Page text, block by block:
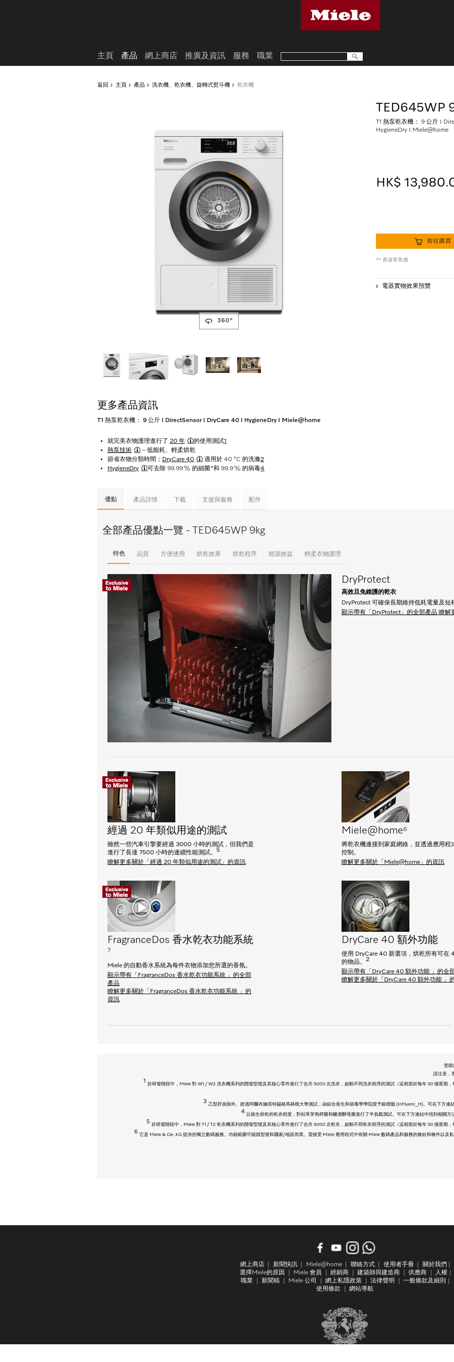
返回 主頁 產品 洗衣機、乾衣機、旋轉式熨斗機 乾衣機
360°
TED645WP
T1 熱泵乾衣機： 9 公斤 I
HygieneDry I Miele@home
HK$
前往購買
** 香港零售價
電器實物效果預覽
更多產品資訊
T1 熱泵乾衣機： 9 公斤 I DirectSensor I DryCare 40 I HygieneDry I Miele@home
就完美衣物護理進行了 20 年 的使用測試1
熱泵技術
– 低能耗、輕柔烘乾
節省衣物分類時間； DryCare 40 適用於 40 °C 的洗滌2
HygieneDry
可去除 99.99 % 的細菌*和 99.9 % 的病毒4
優點 產品詳情 下載 支援與服務 配件
全部產品優點一覽 - TED645WP 9kg
特色 品質 方便使用 烘乾效果 烘乾程序 能源效益 輕柔衣物護理
DryProtect
高效且免維護的乾衣
DryProtect 可確保長期維持低耗電量及短
顯示帶有「DryProtect」的全部產品 瞭解
經過 20 年類似用途的測試
雖然一些汽車引擎要經過 3000 小時的測試，但我們是
進行了長達 7500 小時的連續性能測試。 5
瞭解更多關於「經過 20 年類似用途的測試」的資訊
Miele@home6
將乾衣機連接到家庭網絡，並透過應用程
控制。
瞭解更多關於「Miele@home」的資訊
FragranceDos 香水乾衣功能系統
7
Miele 的自動香水系統為每件衣物添加您所選的香氛。
顯示帶有「FragranceDos 香水乾衣功能系統 」的全部
產品
瞭解更多關於「FragranceDos 香水乾衣功能系統 」的
資訊
DryCare 40 額外功能
使用 DryCare 40 新選項，烘乾所有可在
的物品。 2
顯示帶有「DryCare 40 額外功能 」的全
瞭解更多關於「DryCare 40 額外功能 」
受限
請注意，
1
於研發階段中，Miele 對 W1 / W2 洗衣機系列的開發型號及其核心零件進行了合共 5000 次洗衣，啟動不同洗衣程序的測試（這相當於每年 50 個星期
3
乙型肝炎除外。經過阿爾布施塔特錫格馬林根大學測試，由綜合衛生和病毒學學院授予銀標籤 (InFluenc_H)。可在下方
4
以衛生烘乾的乾衣程度，對枯草芽孢桿菌和釀酒酵母菌進行了半負載測試。可在下方連結中找到相關
5
於研發階段中，Miele 對 T1 / T2 乾衣機系列的開發型號及其核心零件進行了合共 5000 次乾衣，啟動不同乾衣程序的測試（這相當於每年 50 個星期
6
它是 Miele & Cie. KG 提供的獨立數碼服務。功能範圍可能因型號和國家/地區而異。需接受 Miele 應用程式中有關 Miele 數碼產品和服務的條款和條件以及
主頁 產品 網上商店 推廣及資訊 服務 職業
網上商店 新聞快訊 Miele@home 聯絡方式 使用者手冊
關於我們
選擇Miele的原因
Miele 會員 經銷商 建築師與建造商 供應商
人權
職業
新聞稿 Miele 公司 網上私隱政策 法律聲明
一般條款及細則
使用條款
網站導航